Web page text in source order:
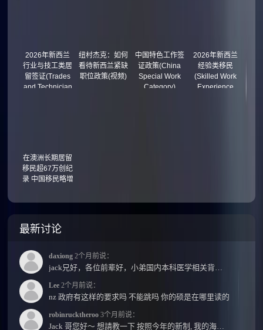
2026年新西兰
行业与技工类居
留签证(Trades
and Technician
纽村杰克：如何
看待新西兰紧缺
职位政策(视频)
中国特色工作签
证政策(China
Special Work
Category)
2026年新西兰
经验类移民
(Skilled Work
Experience
在澳洲长期居留
移民超67万创纪
录 中国移民略增
最新讨论
daxiong 2个月前说：
Lee 2个月前说：
nz 政府有这样的要求吗 不能跳吗 你的硕是在哪里读的
robinrucktheroo 3个月前说：